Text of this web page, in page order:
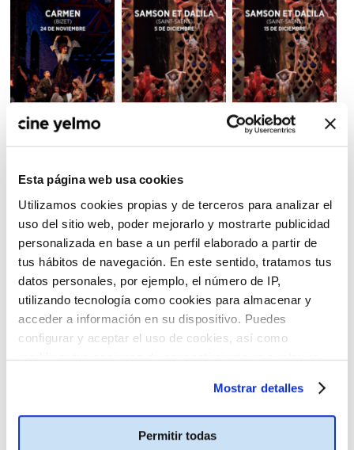
Esta página web usa cookies
Utilizamos cookies propias y de terceros para analizar el
uso del sitio web, poder mejorarlo y mostrarte publicidad
personalizada en base a un perfil elaborado a partir de
tus hábitos de navegación. En este sentido, tratamos tus
datos personales, por ejemplo, el número de IP,
utilizando tecnología como cookies para almacenar y
acceder a información en su dispositivo. Puedes
configurar y aceptar el uso de cookies, así como
modificar tus opciones de consentimiento en cualquier
Mostrar detalles
Permitir todas